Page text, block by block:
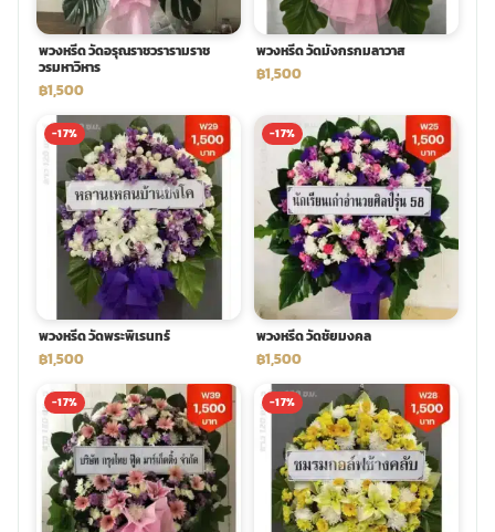
พวงหรีด วัดอรุณราชวรารามราช
วรมหาวิหาร
฿1,500
พวงหรีด วัดมังกรกมลาวาส
฿1,500
-17%
พวงหรีด วัดพระพิเรนทร์
฿1,500
-17%
พวงหรีด วัดชัยมงคล
฿1,500
-17% -17%